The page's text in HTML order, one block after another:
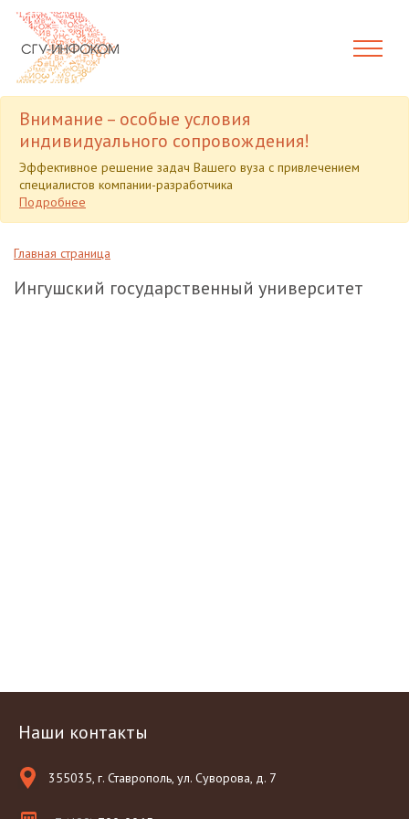
Внимание – особые условия
индивидуального сопровождения!
Эффективное решение задач Вашего вуза с привлечением
специалистов компании-разработчика
Подробнее
Главная страница
Ингушский государственный университет
Наши контакты
355035, г. Ставрополь, ул. Суворова, д. 7